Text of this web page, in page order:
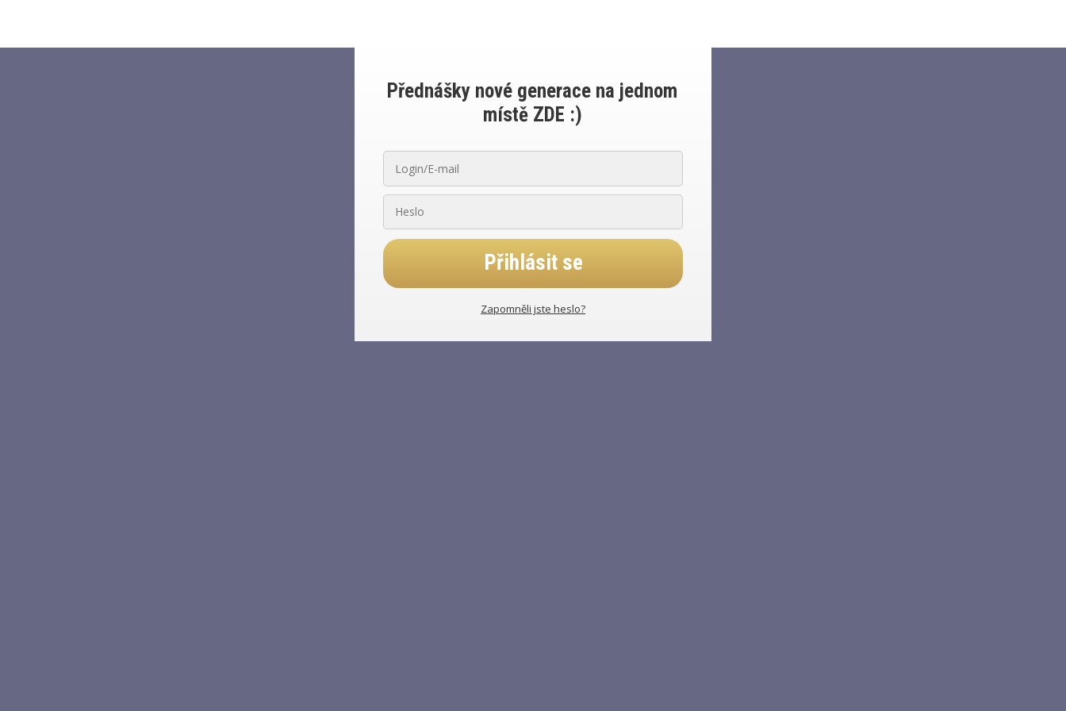
Přednášky nové generace na jednom
místě ZDE :)
Přihlásit se
Zapomněli jste heslo?